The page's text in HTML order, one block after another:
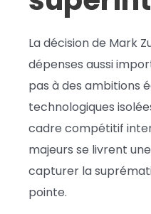
La décision de Mark
dépenses aussi
pas à des ambitions
technologiques
cadre compétitif
majeurs se livrent
capturer la
pointe.